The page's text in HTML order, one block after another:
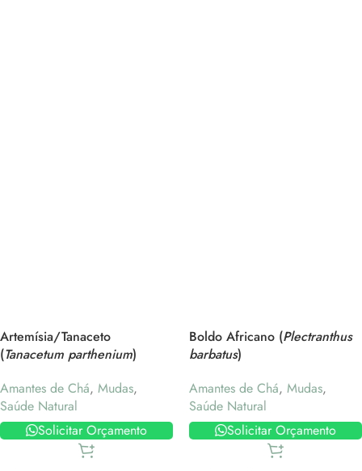
Artemísia/Tanaceto
(Tanacetum parthenium)
Amantes de Chá, Mudas,
Saúde Natural
Solicitar Orçamento
Boldo Africano (Plectranthus
barbatus)
Amantes de Chá, Mudas,
Saúde Natural
Solicitar Orçamento